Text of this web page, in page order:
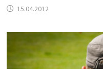
15.04.2012